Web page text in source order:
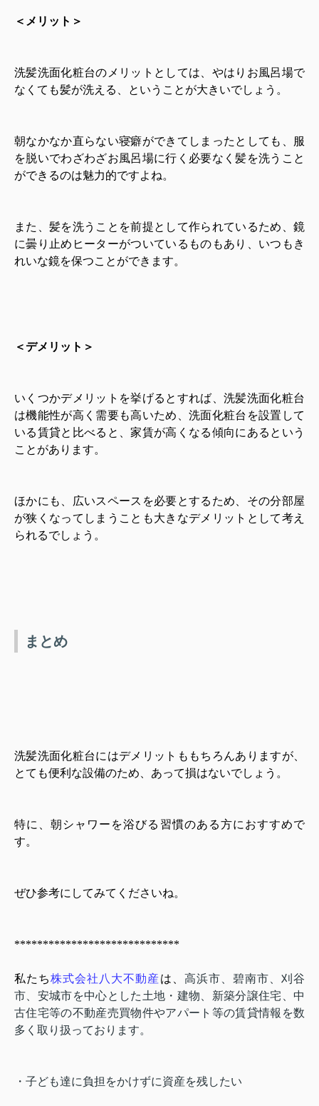
＜メリット＞
洗髪洗面化粧台のメリットとしては、やはりお風呂場で
なくても髪が洗える、ということが大きいでしょう。
朝なかなか直らない寝癖ができてしまったとしても、服
を脱いでわざわざお風呂場に行く必要なく髪を洗うこと
ができるのは魅力的ですよね。
また、髪を洗うことを前提として作られているため、鏡
に曇り止めヒーターがついているものもあり、いつもき
れいな鏡を保つことができます。
＜デメリット＞
いくつかデメリットを挙げるとすれば、洗髪洗面化粧台
は機能性が高く需要も高いため、洗面化粧台を設置して
いる賃貸と比べると、家賃が高くなる傾向にあるという
ことがあります。
ほかにも、広いスペースを必要とするため、その分部屋
が狭くなってしまうことも大きなデメリットとして考え
られるでしょう。
まとめ
洗髪洗面化粧台にはデメリットももちろんありますが、
とても便利な設備のため、あって損はないでしょう。
特に、朝シャワーを浴びる習慣のある方におすすめで
す。
ぜひ参考にしてみてくださいね。
*****************************
私たち株式会社八大不動産 は、 高浜市、碧南市、刈谷
市、安城市を中心とした土地・建物、新築分譲住宅、中
古住宅等の不動産売買物件やアパート等の賃貸情報を数
多く取り扱っております。
・子ども達に負担をかけずに資産を残したい